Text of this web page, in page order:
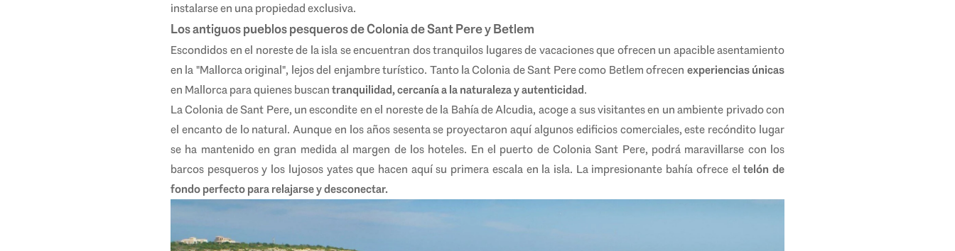
instalarse en una propiedad exclusiva.
Los antiguos pueblos pesqueros de Colonia de Sant Pere y Betlem
Escondidos en el noreste de la isla se encuentran dos tranquilos lugares de vacaciones que ofrecen un apacible asentamiento
en la "Mallorca original", lejos del enjambre turístico. Tanto la Colonia de Sant Pere como Betlem ofrecen experiencias únicas
en Mallorca para quienes buscantranquilidad, cercanía a la naturaleza y autenticidad.
La Colonia de Sant Pere, un escondite en el noreste de la Bahía de Alcudia, acoge a sus visitantes en un ambiente privado con
el encanto de lo natural. Aunque en los años sesenta se proyectaron aquí algunos edificios comerciales, este recóndito lugar
se ha mantenido en gran medida al margen de los hoteles. En el puerto de Colonia Sant Pere, podrá maravillarse con los
barcos pesqueros y los lujosos yates que hacen aquí su primera escala en la isla. La impresionante bahía ofrece eltelón de
fondo perfecto para relajarse y desconectar.